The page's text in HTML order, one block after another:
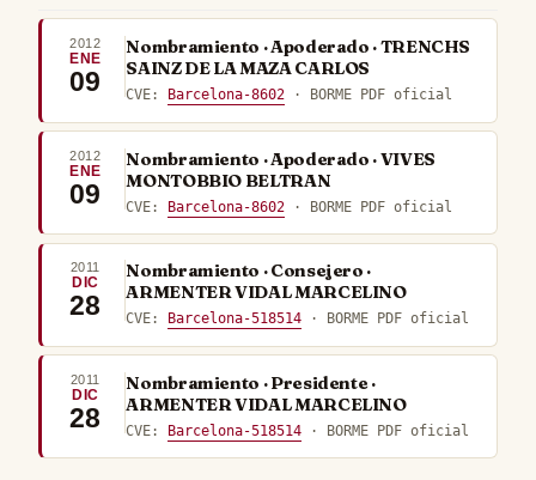
2012
ENE
09
Nombramiento · Apoderado · TRENCHS
SAINZ DE LA MAZA CARLOS
CVE: Barcelona-8602 · BORME PDF oficial
2012
ENE
09
Nombramiento · Apoderado · VIVES
MONTOBBIO BELTRAN
CVE: Barcelona-8602 · BORME PDF oficial
2011
DIC
28
Nombramiento · Consejero ·
ARMENTER VIDAL MARCELINO
CVE: Barcelona-518514 · BORME PDF oficial
2011
DIC
28
Nombramiento · Presidente ·
ARMENTER VIDAL MARCELINO
CVE: Barcelona-518514 · BORME PDF oficial